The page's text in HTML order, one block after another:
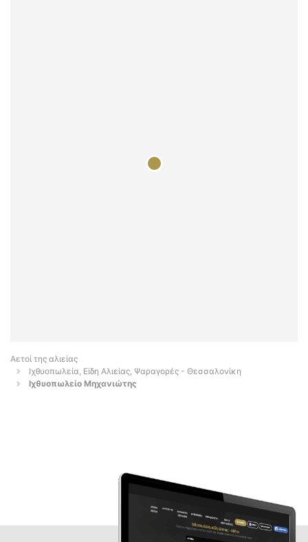
Αετοί της αλιείας
Ιχθυοπωλεία, Είδη Αλιείας, Ψαραγορές - Θεσσαλονίκη
Ιχθυοπωλείο Μηχανιώτης